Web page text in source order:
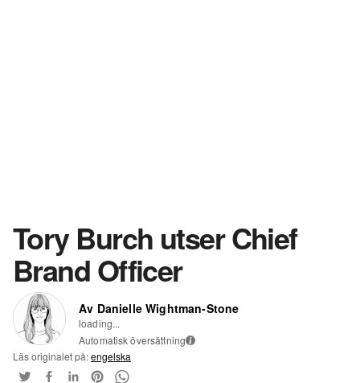
Tory Burch utser Chief
Brand Officer
Av Danielle Wightman-Stone
loading...
Automatisk översättning i
Läs originalet på:engelska